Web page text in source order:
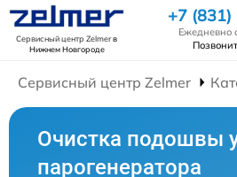
Сервисный центр Zelmerв
Нижнем Новгороде
+7
Ежедневно
Сервисный центр Zelmer
Очистка подошвы
парогенератора